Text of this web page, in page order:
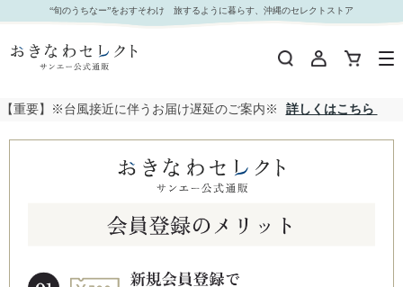
“旬のうちなー”をおすそわけ 旅するように暮らす、沖縄のセレクトストア
【重要】※台風接近に伴うお届け遅延のご案内※ 詳しくはこちら